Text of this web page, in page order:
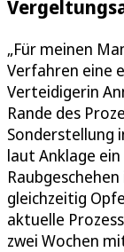
„Für meinen
Verfahren eine
Verteidigerin
Rande des
Sonderstellung
laut Anklage
gleichzeitig
aktuelle
zwei Wochen